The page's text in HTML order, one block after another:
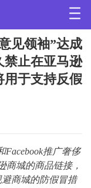
见领袖”达成
禁止在亚马逊
用于支持反假
Facebook推广奢侈
商城的商品链接，
商城的防假冒措